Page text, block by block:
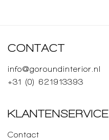
CONTACT
info@goroundinterior.nl
+31 (0) 621913393
KLANTENSERVICE
Contact